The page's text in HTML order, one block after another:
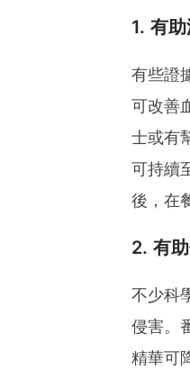
1. 有
有些證
可改善
士或有
可持續
後，在
2. 有
不少科
侵害。
精華可